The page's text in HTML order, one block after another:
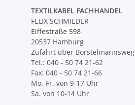
TEXTILKABEL FACHHANDEL
FELIX SCHMIEDER
Eiffestraße 598
20537 Hamburg
Zufahrt über Borstelmannsweg
Tel.: 040 - 50 74 21-62
Fax: 040 - 50 74 21-66
Mo.-Fr. von 9-17 Uhr
Sa. von 10-14 Uhr